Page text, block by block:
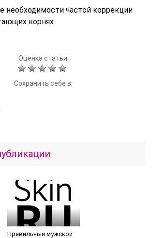
необходимости частой коррекции
корнях.
Оценка статьи:
Сохранить себе в:
Правильный мужской